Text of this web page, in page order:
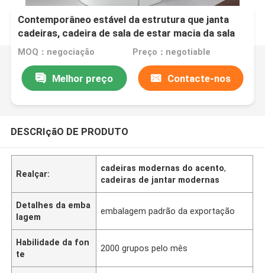
Contemporâneo estável da estrutura que janta
cadeiras, cadeira de sala de estar macia da sala
de visitas
MOQ：negociação Preço：negotiable
Melhor preço Contacte-nos
DESCRIçãO DE PRODUTO
Realçar:
cadeiras modernas do acento,
cadeiras de jantar modernas
Detalhes da emba
lagem
embalagem padrão da exportação
Habilidade da fon
te
2000 grupos pelo mês